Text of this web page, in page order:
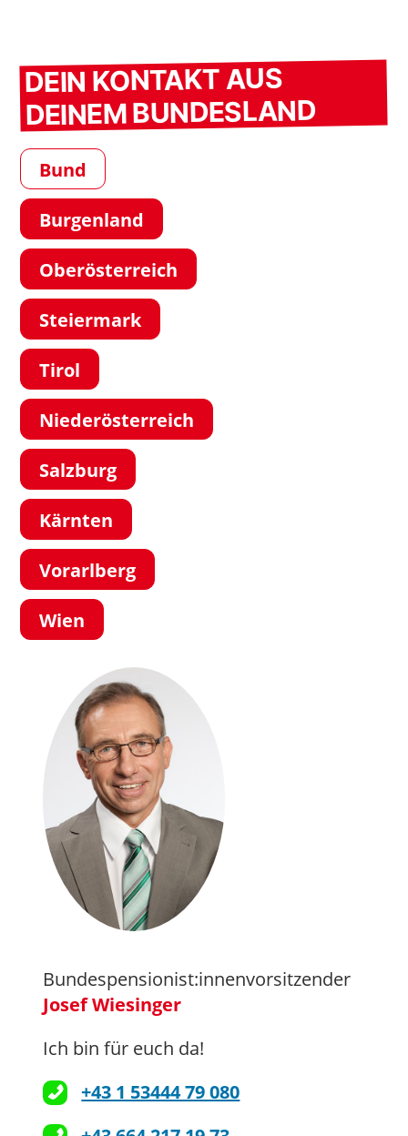
DEIN KONTAKT AUS
DEINEM BUNDESLAND
Bund
Burgenland
Oberösterreich
Steiermark
Tirol
Niederösterreich
Salzburg
Kärnten
Vorarlberg
Wien
Bundespensionist:innenvorsitzender
Josef Wiesinger
Ich bin für euch da!
+43 1 53444 79 080